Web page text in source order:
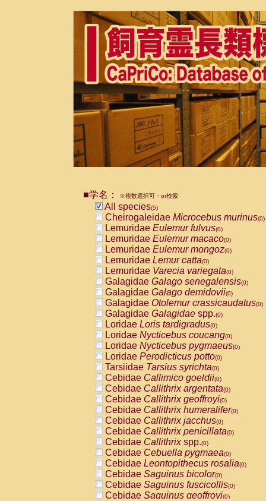
■学名： ※複数選択可・or検索
All species(5)
Cheirogaleidae Microcebus murinus(0)
Lemuridae Eulemur fulvus(0)
Lemuridae Eulemur macaco(0)
Lemuridae Eulemur mongoz(0)
Lemuridae Lemur catta(0)
Lemuridae Varecia variegata(0)
Galagidae Galago senegalensis(0)
Galagidae Galago demidovii(0)
Galagidae Otolemur crassicaudatus(0)
Galagidae Galagidae spp.(0)
Loridae Loris tardigradus(0)
Loridae Nycticebus coucang(0)
Loridae Nycticebus pygmaeus(0)
Loridae Perodicticus potto(0)
Tarsiidae Tarsius syrichta(0)
Cebidae Callimico goeldii(0)
Cebidae Callithrix argentata(0)
Cebidae Callithrix geoffroyi(0)
Cebidae Callithrix humeralifer(0)
Cebidae Callithrix jacchus(0)
Cebidae Callithrix penicillata(0)
Cebidae Callithrixspp.(0)
Cebidae Cebuella pygmaea(0)
Cebidae Leontopithecus rosalia(0)
Cebidae Saguinus bicolor(0)
Cebidae Saguinus fuscicollis(0)
Cebidae Saguinus geoffroyi(0)